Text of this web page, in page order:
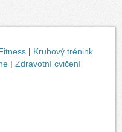
| Kruhový trénink
| Zdravotní cvičení